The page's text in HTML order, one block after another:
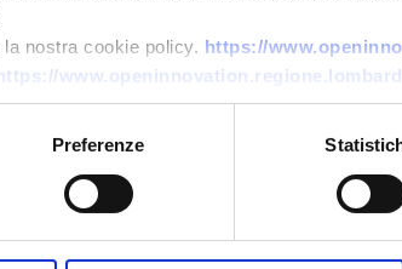
nostra cookie policy. https://
Preferenze
europea di smontaggio
rifiuti
ID EEN: BOUA20251105025
SCOPRI DI